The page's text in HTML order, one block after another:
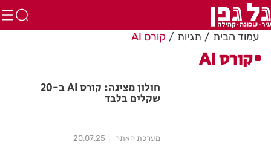
עמוד הבית תגיות קורס AI
קורס AI
חולון מציגה: קורס AI ב-20
שקלים בלבד
מערכת האתר 20.07.25